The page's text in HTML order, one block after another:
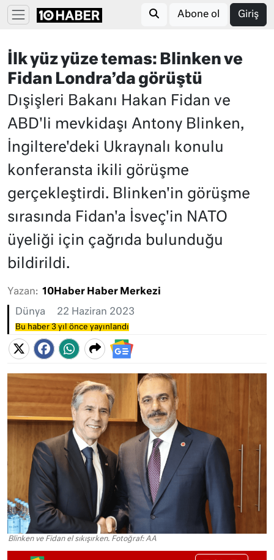
Abone ol Giriş
İlk yüz yüze temas: Blinken ve
Fidan Londra’da görüştü
Dışişleri Bakanı Hakan Fidan ve
ABD'li mevkidaşı Antony Blinken,
İngiltere'deki Ukraynalı konulu
konferansta ikili görüşme
gerçekleştirdi. Blinken'in görüşme
sırasında Fidan'a İsveç'in NATO
üyeliği için çağrıda bulunduğu
bildirildi.
Yazan: 10Haber Haber Merkezi
Dünya 22 Haziran 2023
Bu haber 3 yıl önce yayınlandı
Blinken ve Fidan el sıkışırken. Fotoğraf: AA